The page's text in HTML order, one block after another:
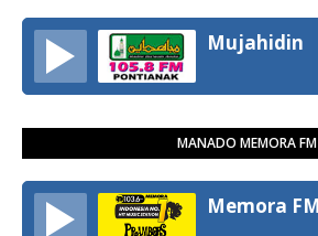
Mujahidin
MANADO MEMORA FM